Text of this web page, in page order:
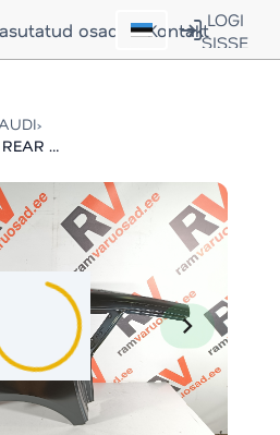
osad KontaktLOGI
SISSE
›
AUDI A5 TAGATIIB / REAR FENDER
chevron_right